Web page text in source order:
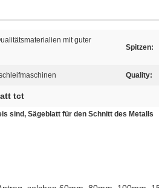
mit guter
Spitzen:
Quality:
tct
sind, Sägeblatt für den Schnitt des Metalls